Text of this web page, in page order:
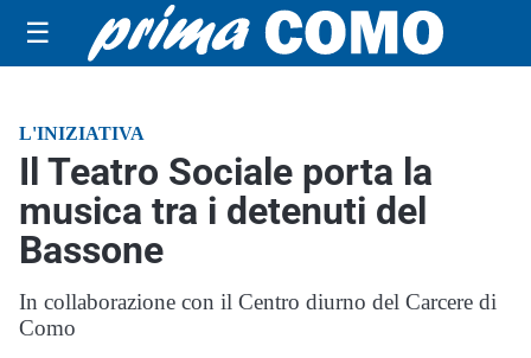
☰
L'INIZIATIVA
Il Teatro Sociale porta la
musica tra i detenuti del
Bassone
In collaborazione con il Centro diurno del Carcere di
Como